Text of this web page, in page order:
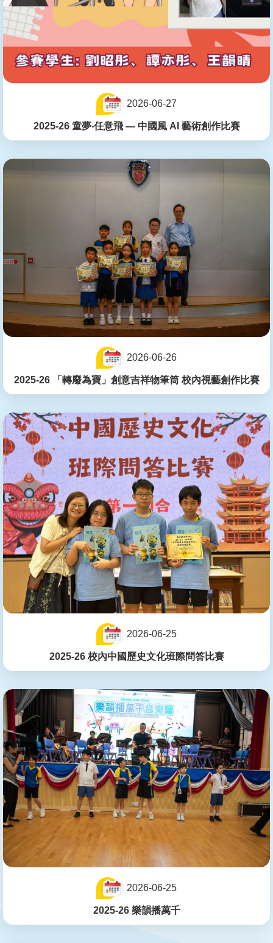
2026-06-27
2025-26 童夢‧任意飛 — 中國風 AI 藝術創作比賽
2026-06-26
2025-26 「轉廢為寶」創意吉祥物筆筒 校內視藝創作比賽
2026-06-25
2025-26 校內中國歷史文化班際問答比賽
2026-06-25
2025-26 樂韻播萬千